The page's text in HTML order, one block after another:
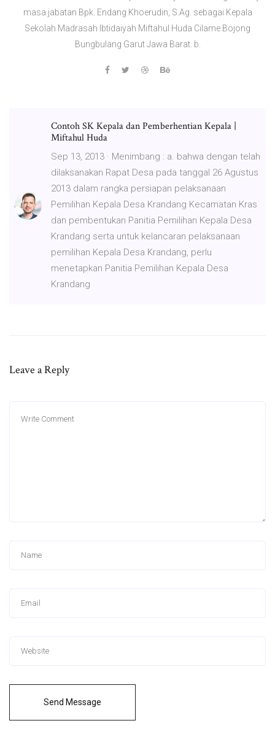
masa jabatan Bpk. Endang Khoerudin, S.Ag. sebagai Kepala
Sekolah Madrasah Ibtidaiyah Miftahul Huda Cilame Bojong
Bungbulang Garut Jawa Barat. b.
Contoh SK Kepala dan Pemberhentian Kepala |
Miftahul Huda
Sep 13, 2013 · Menimbang : a. bahwa dengan telah
dilaksanakan Rapat Desa pada tanggal 26 Agustus
2013 dalam rangka persiapan pelaksanaan
Pemilihan Kepala Desa Krandang Kecamatan Kras
dan pembentukan Panitia Pemilihan Kepala Desa
Krandang serta untuk kelancaran pelaksanaan
pemilihan Kepala Desa Krandang, perlu
menetapkan Panitia Pemilihan Kepala Desa
Krandang
Leave a Reply
Send Message